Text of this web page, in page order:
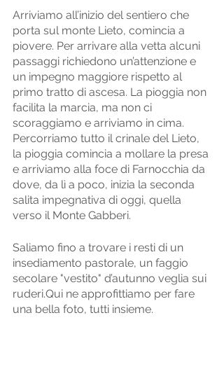
Arriviamo all’inizio del sentiero che
porta sul monte Lieto, comincia a
piovere. Per arrivare alla vetta alcuni
passaggi richiedono un’attenzione e
un impegno maggiore rispetto al
primo tratto di ascesa. La pioggia non
facilita la marcia, ma non ci
scoraggiamo e arriviamo in cima.
Percorriamo tutto il crinale del Lieto,
la pioggia comincia a mollare la presa
e arriviamo alla foce di Farnocchia da
dove, da lì a poco, inizia la seconda
salita impegnativa di oggi, quella
verso il Monte Gabberi.
Saliamo fino a trovare i resti di un
insediamento pastorale, un faggio
secolare "vestito" d’autunno veglia sui
ruderi.Qui ne approfittiamo per fare
una bella foto, tutti insieme.